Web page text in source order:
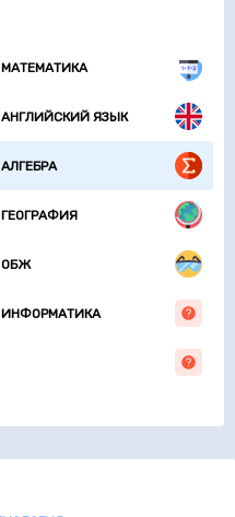
МАТЕМАТИКА
АНГЛИЙСКИЙ ЯЗЫК
АЛГЕБРА
ГЕОГРАФИЯ
ОБЖ
ИНФОРМАТИКА